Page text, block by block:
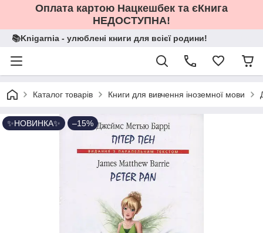
Оплата картою Нацкешбек та єКнига
НЕДОСТУПНА!
📚Knigarnia - улюблені книги для всієї родини!
Каталог товарів Книги для вивчення іноземної мови
✨НОВИНКА✨ –15%